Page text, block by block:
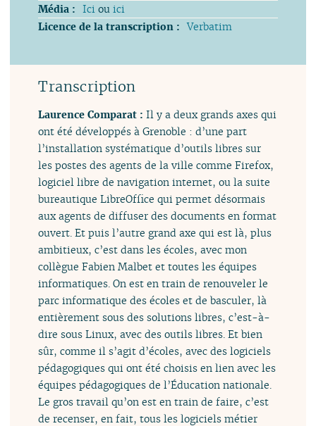
Média : Ici ouici
Licence de la transcription : Verbatim
Transcription
Laurence Comparat : Il y a deux grands axes qui
ont été développés à Grenoble : d’une part
l’installation systématique d’outils libres sur
les postes des agents de la ville comme Firefox,
logiciel libre de navigation internet, ou la suite
bureautique LibreOffice qui permet désormais
aux agents de diffuser des documents en format
ouvert. Et puis l’autre grand axe qui est là, plus
ambitieux, c’est dans les écoles, avec mon
collègue Fabien Malbet et toutes les équipes
informatiques. On est en train de renouveler le
parc informatique des écoles et de basculer, là
entièrement sous des solutions libres, c’est-à-
dire sous Linux, avec des outils libres. Et bien
sûr, comme il s’agit d’écoles, avec des logiciels
pédagogiques qui ont été choisis en lien avec les
équipes pédagogiques de l’Éducation nationale.
Le gros travail qu’on est en train de faire, c’est
de recenser, en fait, tous les logiciels métier